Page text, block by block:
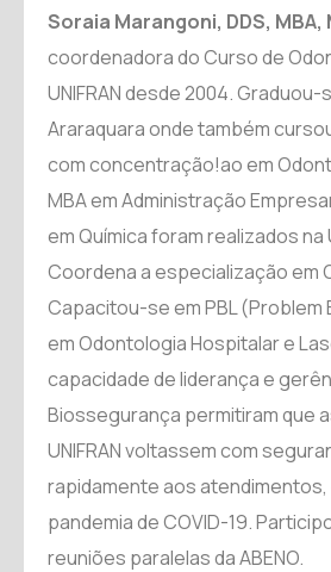
Soraia Marangoni, DDS, MBA,
coordenadora do Curso de
UNIFRAN desde 2004. Graduou-
Araraquara onde também
com concentração!ao em
MBA em Administração
em Química foram realizados na
Coordena a especialização em
Capacitou-se em PBL (Problem
em Odontologia Hospitalar e
capacidade de liderança e
Biossegurança permitiram que
UNIFRAN voltassem com
rapidamente aos atendimentos,
pandemia de COVID-19.
reuniões paralelas da ABENO.